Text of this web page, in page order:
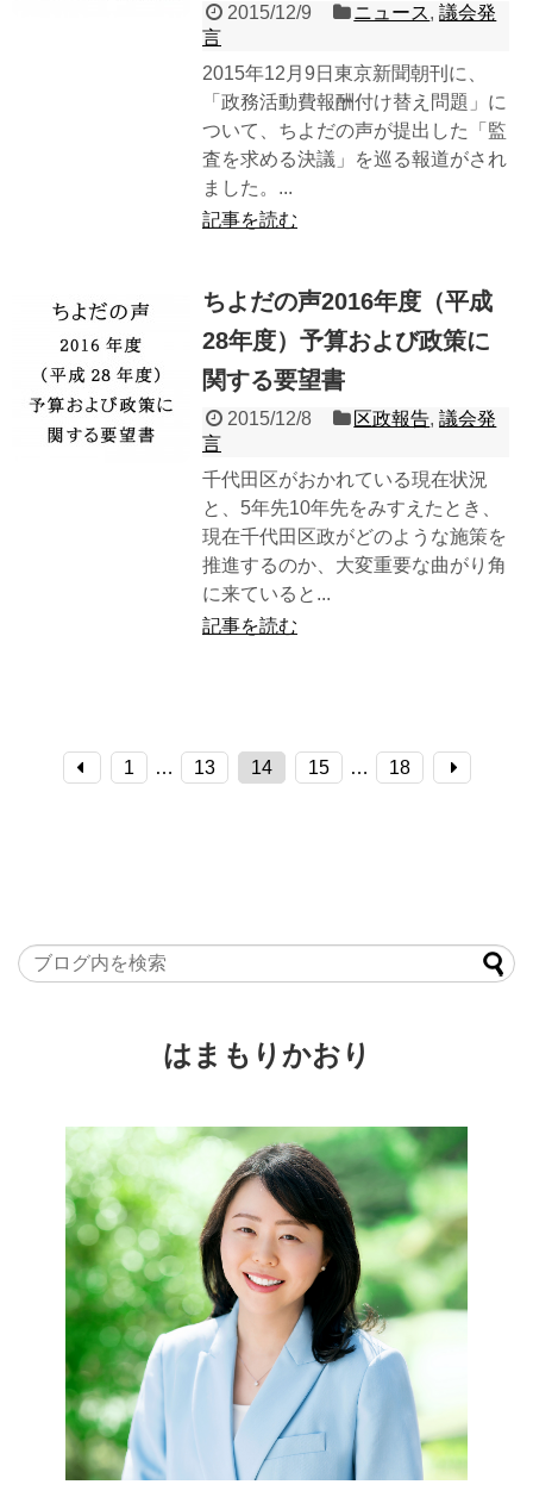
2015/12/9 ニュース,議会発
言
2015年12月9日東京新聞朝刊に、
「政務活動費報酬付け替え問題」に
ついて、ちよだの声が提出した「監
査を求める決議」を巡る報道がされ
ました。...
記事を読む
ちよだの声2016年度（平成
28年度）予算および政策に
関する要望書
2015/12/8 区政報告,議会発
言
千代田区がおかれている現在状況
と、5年先10年先をみすえたとき、
現在千代田区政がどのような施策を
推進するのか、大変重要な曲がり角
に来ていると...
記事を読む
1 … 13 14 15 … 18
はまもりかおり